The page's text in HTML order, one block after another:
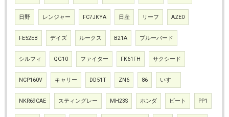
日野 レンジャー FC7JKYA 日産 リーフ AZE0
FE52EB デイズ ルークス B21A ブルーバード
シルフィ QG10 ファイター FK61FH サクシード
NCP160V キャリー DD51T ZN6 86 いすゞ
NKR69CAE スティングレー MH23S ホンダ ビート PP1